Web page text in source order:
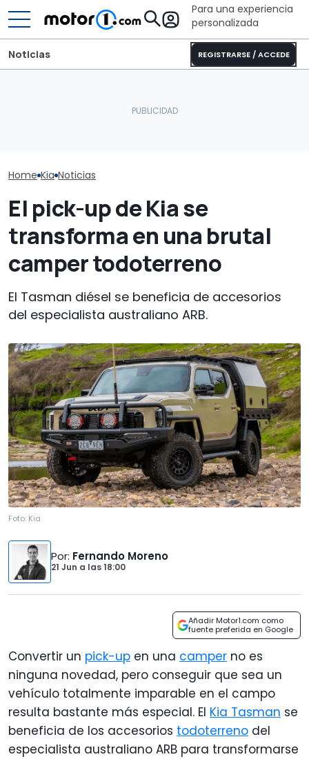
Para una experiencia
personalizada
REGISTRARSE / ACCEDE
Noticias
Home Kia Noticias
El pick-up de Kia se
transforma en una brutal
camper todoterreno
El Tasman diésel se beneficia de accesorios
del especialista australiano ARB.
Foto: Kia
Por: Fernando Moreno
21 Jun a las18:00
Añadir Motor1.com como
fuente preferida en Google
Convertir un pick-up en una camper no es
ninguna novedad, pero conseguir que sea un
vehículo totalmente imparable en el campo
resulta bastante más especial. El Kia Tasman se
beneficia de los accesorios todoterreno del
especialista australiano ARB para transformarse